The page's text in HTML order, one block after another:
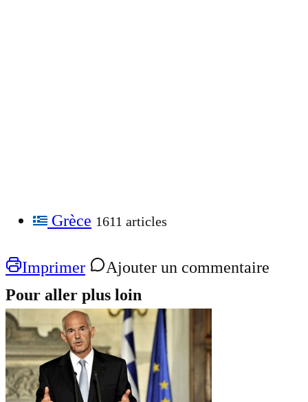
Grèce 1611 articles
Imprimer
Ajouter un commentaire
Pour aller plus loin